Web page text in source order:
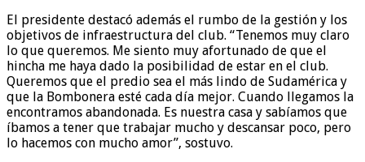
El presidente destacó además el rumbo de la gestión y los
objetivos de infraestructura del club. “Tenemos muy claro
lo que queremos. Me siento muy afortunado de que el
hincha me haya dado la posibilidad de estar en el club.
Queremos que el predio sea el más lindo de Sudamérica y
que la Bombonera esté cada día mejor. Cuando llegamos la
encontramos abandonada. Es nuestra casa y sabíamos que
íbamos a tener que trabajar mucho y descansar poco, pero
lo hacemos con mucho amor”, sostuvo.